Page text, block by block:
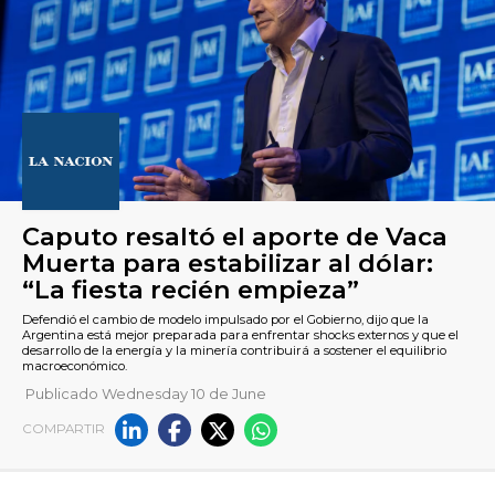
Caputo resaltó el aporte de
Muerta para estabilizar al
Publicado Wednesday 10 de June
COMPARTIR